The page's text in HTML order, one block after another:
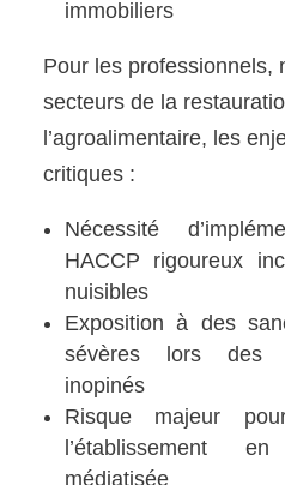
immobiliers
Pour les professionnels,
secteurs de la
l’agroalimentaire, les
critiques :
Nécessité
HACCP rigoureux
nuisibles
Exposition à des
sévères lors des
inopinés
Risque majeur
l’établissement
médiatisée